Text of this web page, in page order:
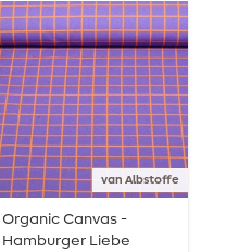
van Albstoffe
Organic Canvas -
Hamburger Liebe